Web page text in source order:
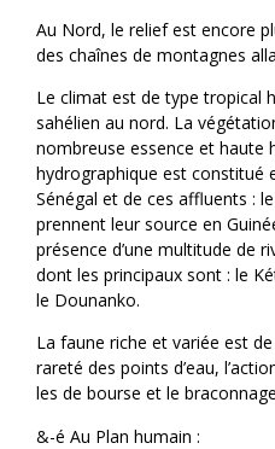
Au Nord, le relief est encore
des chaînes de montagnes
Le climat est de type tropical
sahélien au nord. La
nombreuse essence et haute
hydrographique est constitué
Sénégal et de ces affluents :
prennent leur source en
présence d’une multitude de
dont les principaux sont : le
le Dounanko.
La faune riche et variée est
rareté des points d’eau,
les de bourse et le
&-é Au Plan humain :